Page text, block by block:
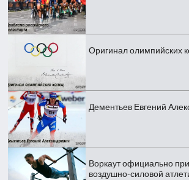
Оригинал олимпийских
Дементьев Евгений
Воркаут официально
воздушно-силовой